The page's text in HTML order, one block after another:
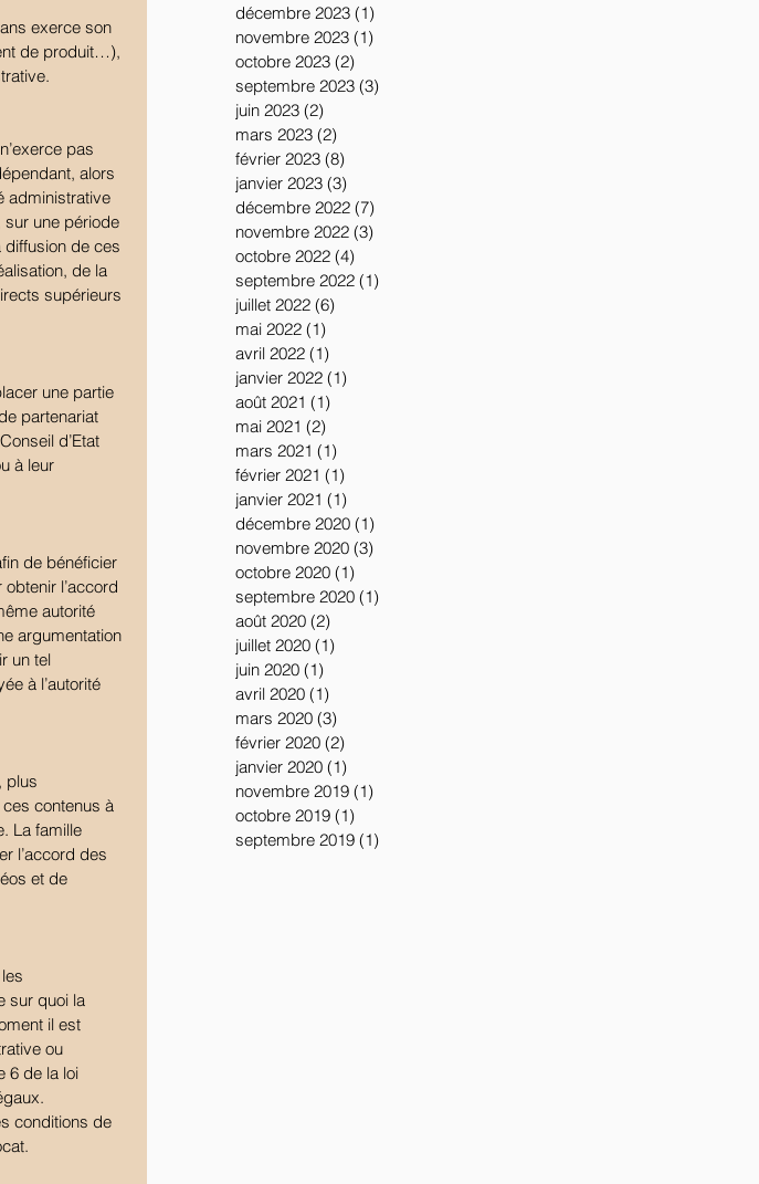
exerce son
de produit…),
pas
alors
administrative
une période
diffusion de ces
de la
supérieurs
une partie
partenariat
d’Etat
à leur
de bénéficier
l’accord
autorité
argumentation
un tel
à l’autorité
plus
contenus à
La famille
l’accord des
et de
sur quoi la
il est
ou
6 de la loi
conditions de
décembre 2023 (1)
novembre 2023 (1)
octobre 2023 (2)
septembre 2023 (3)
juin 2023 (2)
mars 2023 (2)
février 2023 (8)
janvier 2023 (3)
décembre 2022 (7)
novembre 2022 (3)
octobre 2022 (4)
septembre 2022 (1)
juillet 2022 (6)
mai 2022 (1)
avril 2022 (1)
janvier 2022 (1)
août 2021 (1)
mai 2021 (2)
mars 2021 (1)
février 2021 (1)
janvier 2021 (1)
décembre 2020 (1)
novembre 2020 (3)
octobre 2020 (1)
septembre 2020 (1)
août 2020 (2)
juillet 2020 (1)
juin 2020 (1)
avril 2020 (1)
mars 2020 (3)
février 2020 (2)
janvier 2020 (1)
novembre 2019 (1)
octobre 2019 (1)
septembre 2019 (1)